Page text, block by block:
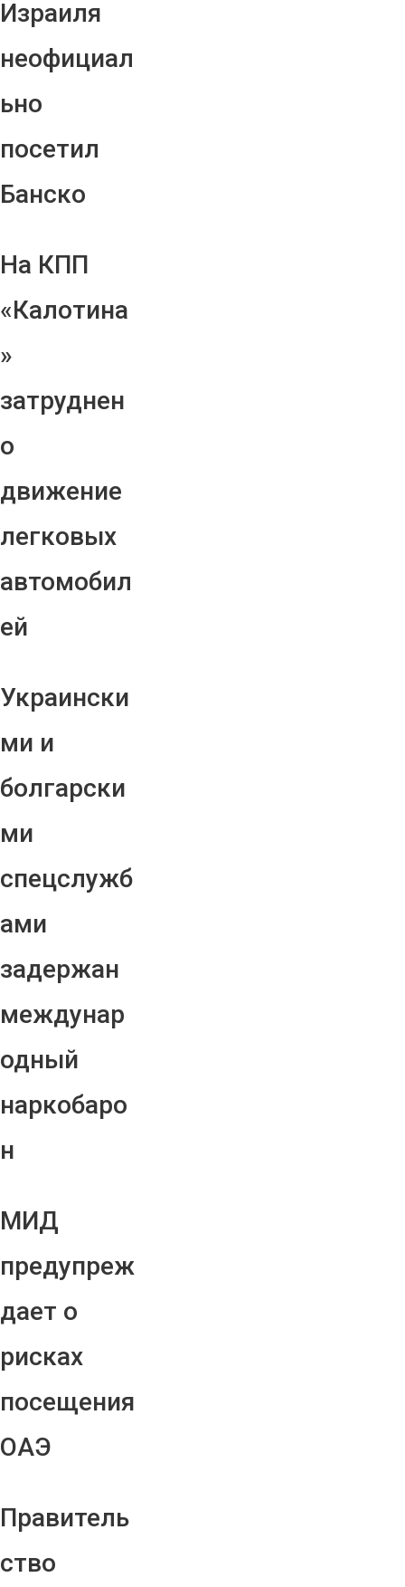
Израиля
неофициал
ьно
посетил
Банско
На КПП
«Калотина
»
затруднен
о
движение
легковых
автомобил
ей
Украински
ми и
болгарски
ми
спецслужб
ами
задержан
междунар
одный
наркобаро
н
МИД
предупреж
дает о
рисках
посещения
ОАЭ
Правитель
ство